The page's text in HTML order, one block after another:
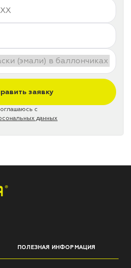
заявку
с
данных
ПОЛЕЗНАЯ ИНФОРМАЦИЯ